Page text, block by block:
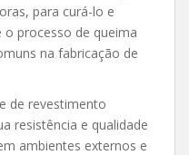
para curá-lo e
o processo de queima
na fabricação de
de revestimento
resistência e qualidade
ambientes externos e